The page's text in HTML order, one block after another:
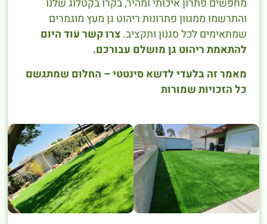
מחפשים פתרון איכותי ומהיר, בקרו בקטלוג שלנו
והתרשמו ממגוון פתרונות ריהוט גן מעץ מוגמרים
שמתאימים לכל סגנון ותקציב.צרו קשר עוד היום
להתאמת ריהוט גן מושלם עבורכם.
מאמר זה בלעדי לדשא סינטטי – החלום שמתגשם
כל הזכויות שמורות